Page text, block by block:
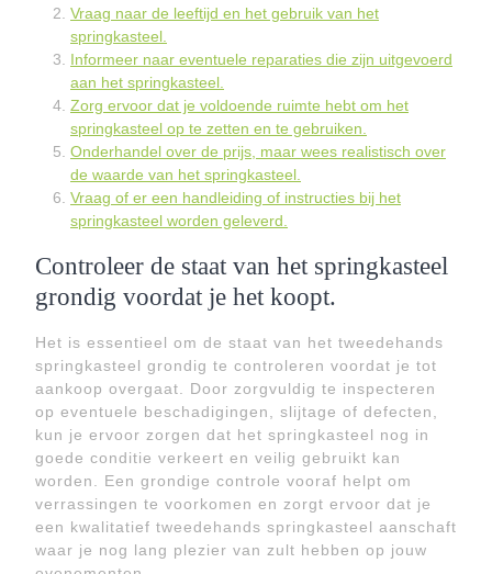
Vraag naar de leeftijd en het gebruik van het
springkasteel.
Informeer naar eventuele reparaties die zijn uitgevoerd
aan het springkasteel.
Zorg ervoor dat je voldoende ruimte hebt om het
springkasteel op te zetten en te gebruiken.
Onderhandel over de prijs, maar wees realistisch over
de waarde van het springkasteel.
Vraag of er een handleiding of instructies bij het
springkasteel worden geleverd.
Controleer de staat van het springkasteel
grondig voordat je het koopt.
Het is essentieel om de staat van het tweedehands
springkasteel grondig te controleren voordat je tot
aankoop overgaat. Door zorgvuldig te inspecteren
op eventuele beschadigingen, slijtage of defecten,
kun je ervoor zorgen dat het springkasteel nog in
goede conditie verkeert en veilig gebruikt kan
worden. Een grondige controle vooraf helpt om
verrassingen te voorkomen en zorgt ervoor dat je
een kwalitatief tweedehands springkasteel aanschaft
waar je nog lang plezier van zult hebben op jouw